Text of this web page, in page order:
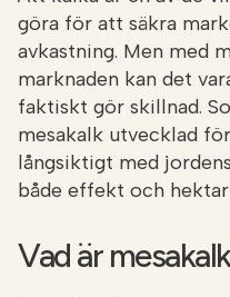
göra för att säkra
avkastning. Men med
marknaden kan det
faktiskt gör skillnad.
mesakalk utvecklad
långsiktigt med
både effekt och
Vad är